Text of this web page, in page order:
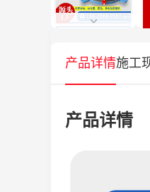
产品详情施工
产品详情